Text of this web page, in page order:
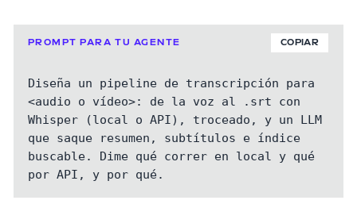
PROMPT PARA TU AGENTE COPIAR
Diseña un pipeline de transcripción para
<audio o vídeo>: de la voz al .srt con
Whisper (local o API), troceado, y un LLM
que saque resumen, subtítulos e índice
buscable. Dime qué correr en local y qué
por API, y por qué.